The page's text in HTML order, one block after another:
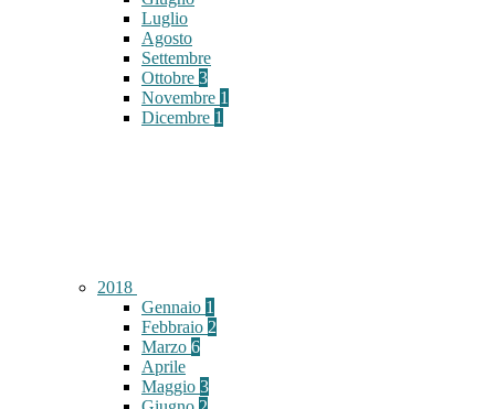
Luglio
Agosto
Settembre
Ottobre 3
Novembre 1
Dicembre 1
2018
Gennaio 1
Febbraio 2
Marzo 6
Aprile
Maggio 3